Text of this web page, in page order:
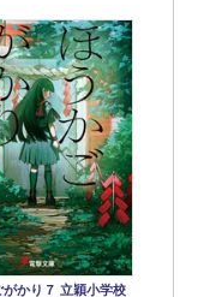
がかり７ 立穎小学校